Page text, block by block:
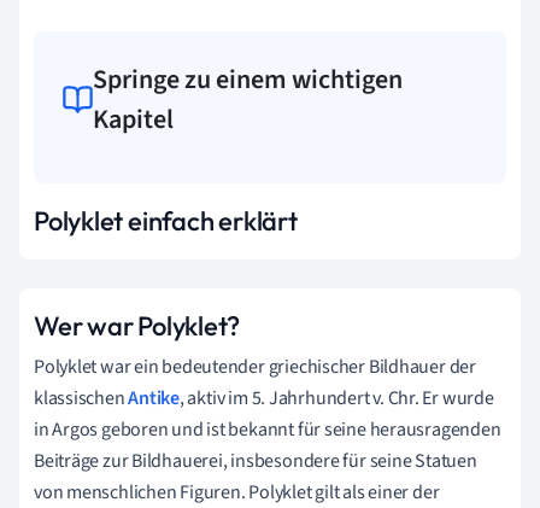
Springe zu einem wichtigen
Kapitel
Polyklet einfach erklärt
Wer war Polyklet?
Polyklet war ein bedeutender griechischer Bildhauer der
klassischenAntike, aktiv im 5. Jahrhundert v. Chr. Er wurde
in Argos geboren und ist bekannt für seine herausragenden
Beiträge zur Bildhauerei, insbesondere für seine Statuen
von menschlichen Figuren. Polyklet gilt als einer der